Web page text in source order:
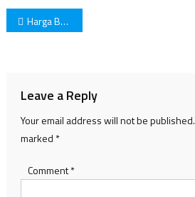
Post
Harga Beras Naik Lagi
Leave a Reply
Your email address will not be published.
marked *
Comment*